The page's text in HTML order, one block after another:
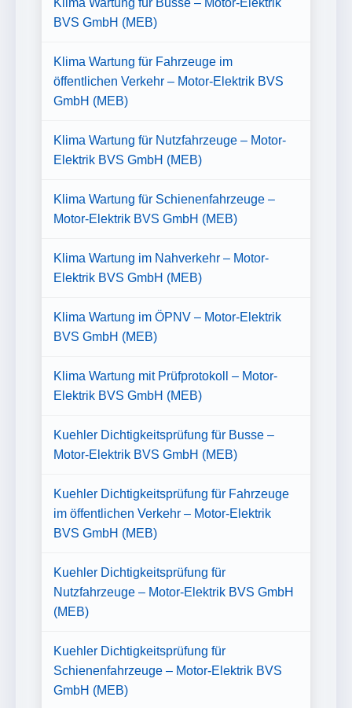
Klima Wartung für Busse – Motor-Elektrik
BVS GmbH (MEB)
Klima Wartung für Fahrzeuge im
öffentlichen Verkehr – Motor-Elektrik BVS
GmbH (MEB)
Klima Wartung für Nutzfahrzeuge – Motor-
Elektrik BVS GmbH (MEB)
Klima Wartung für Schienenfahrzeuge –
Motor-Elektrik BVS GmbH (MEB)
Klima Wartung im Nahverkehr – Motor-
Elektrik BVS GmbH (MEB)
Klima Wartung im ÖPNV – Motor-Elektrik
BVS GmbH (MEB)
Klima Wartung mit Prüfprotokoll – Motor-
Elektrik BVS GmbH (MEB)
Kuehler Dichtigkeitsprüfung für Busse –
Motor-Elektrik BVS GmbH (MEB)
Kuehler Dichtigkeitsprüfung für Fahrzeuge
im öffentlichen Verkehr – Motor-Elektrik
BVS GmbH (MEB)
Kuehler Dichtigkeitsprüfung für
Nutzfahrzeuge – Motor-Elektrik BVS GmbH
(MEB)
Kuehler Dichtigkeitsprüfung für
Schienenfahrzeuge – Motor-Elektrik BVS
GmbH (MEB)